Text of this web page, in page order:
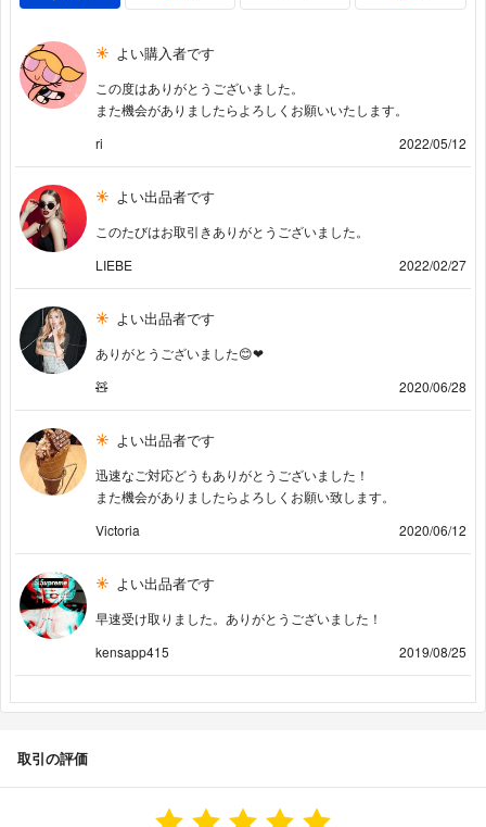
よい購入者です
この度はありがとうございました。
また機会がありましたらよろしくお願いいたします。
ri
2022/05/12
よい出品者です
このたびはお取引きありがとうございました。
LIEBE
2022/02/27
よい出品者です
ありがとうございました😊❤︎
🧸
2020/06/28
よい出品者です
迅速なご対応どうもありがとうございました！
また機会がありましたらよろしくお願い致します。
Victoria
2020/06/12
よい出品者です
早速受け取りました。ありがとうございました！
kensapp415
2019/08/25
取引の評価